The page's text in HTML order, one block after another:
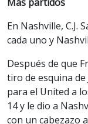
En Nashville, C.J.
cada uno y
Después de que
tiro de esquina
para el United a
14 y le dio a
con un cabezazo